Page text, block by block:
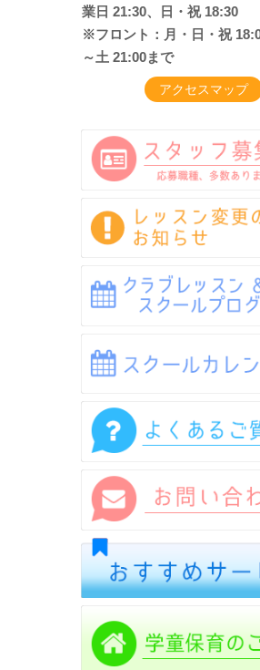
業日 21:30、日・祝 18:30
※フロント：月・日・祝
～土 21:00まで
アクセスマップ